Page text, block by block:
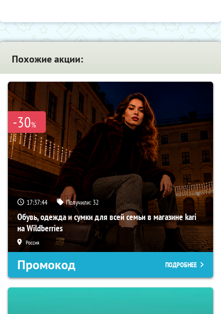
Похожие акции:
-30%
17:37:43 Получили: 32
Обувь, одежда и сумки для всей семьи в магазине kari
на Wildberries
Россия
Промокод ПОДРОБНЕЕ